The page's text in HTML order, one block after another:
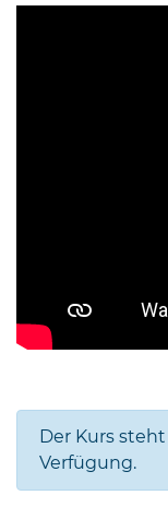
Der Kurs
Verfügung.